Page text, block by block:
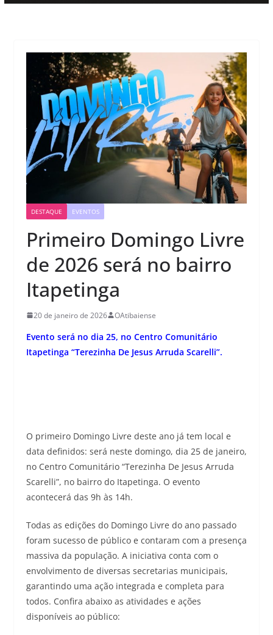
DESTAQUE EVENTOS
Primeiro Domingo Livre
de 2026 será no bairro
Itapetinga
20 de janeiro de 2026 OAtibaiense
Evento será no dia 25, no Centro Comunitário
Itapetinga “Terezinha De Jesus Arruda Scarelli”.
O primeiro Domingo Livre deste ano já tem local e
data definidos: será neste domingo, dia 25 de janeiro,
no Centro Comunitário “Terezinha De Jesus Arruda
Scarelli”, no bairro do Itapetinga. O evento
acontecerá das 9h às 14h.
Todas as edições do Domingo Livre do ano passado
foram sucesso de público e contaram com a presença
massiva da população. A iniciativa conta com o
envolvimento de diversas secretarias municipais,
garantindo uma ação integrada e completa para
todos. Confira abaixo as atividades e ações
disponíveis ao público: